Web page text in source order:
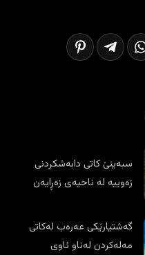
سبەینێ کاتی دابەشکردنی
زەوییە لە ناحیەی زەڕایەن
گەشتیارێکی عەرەب لەکاتی
مەلەکردن لەناو ئاوی